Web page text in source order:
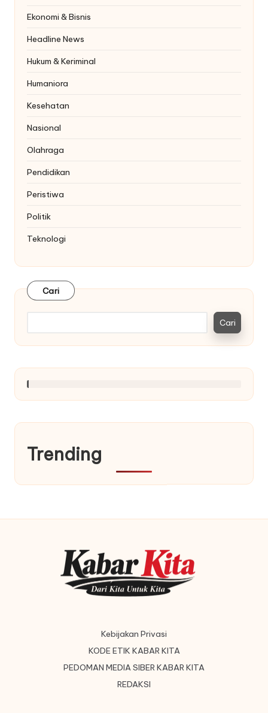
Ekonomi & Bisnis
Headline News
Hukum & Keriminal
Humaniora
Kesehatan
Nasional
Olahraga
Pendidikan
Peristiwa
Politik
Teknologi
Cari
Cari
Trending
Kebijakan Privasi
KODE ETIK KABAR KITA
PEDOMAN MEDIA SIBER KABAR KITA
REDAKSI